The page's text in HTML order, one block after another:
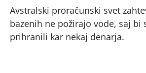
Avstralski proračunski svet
bazenih ne požirajo vode, saj bi
prihranili kar nekaj denarja.